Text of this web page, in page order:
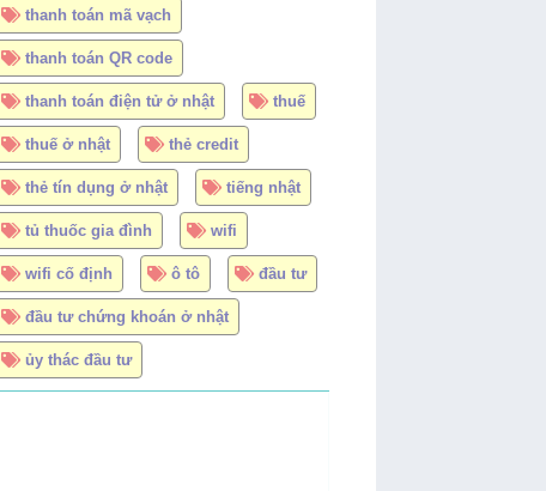
thanh toán mã vạch
thanh toán QR code
thanh toán điện tử ở nhật thuế
thuế ở nhật thẻ credit
thẻ tín dụng ở nhật tiếng nhật
tủ thuốc gia đình wifi
wifi cố định ô tô đầu tư
đầu tư chứng khoán ở nhật
ủy thác đầu tư